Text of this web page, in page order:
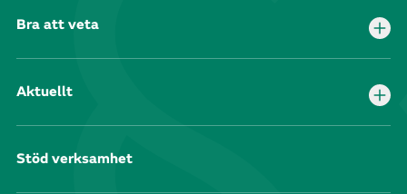
Bra att veta
Aktuellt
Stöd verksamhet